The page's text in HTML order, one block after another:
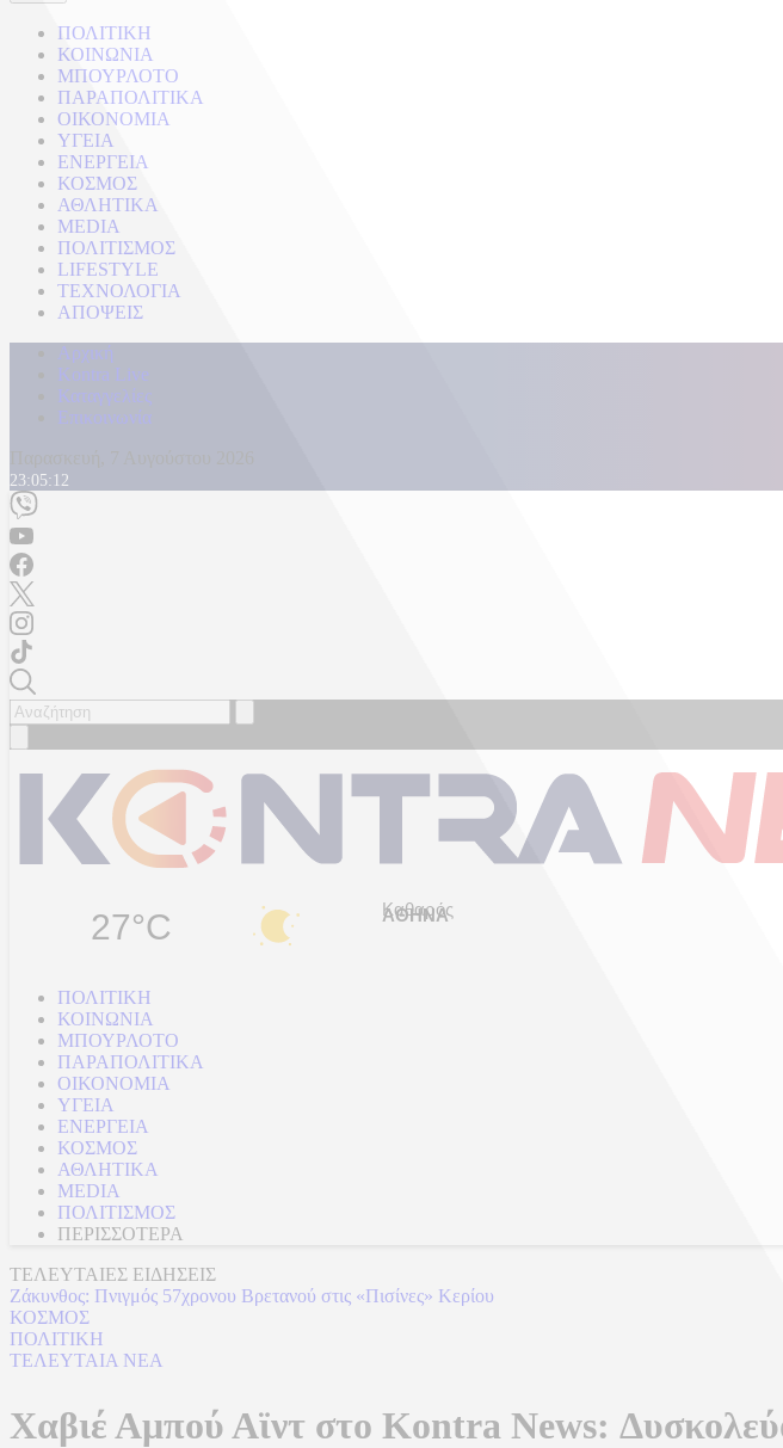
ΠΟΛΙΤΙΚΗ
ΚΟΙΝΩΝΙΑ
ΜΠΟΥΡΛΟΤΟ
ΠΑΡΑΠΟΛΙΤΙΚΑ
ΟΙΚΟΝΟΜΙΑ
ΥΓΕΙΑ
ΕΝΕΡΓΕΙΑ
ΚΟΣΜΟΣ
ΑΘΛΗΤΙΚΑ
MEDIA
ΠΟΛΙΤΙΣΜΟΣ
LIFESTYLE
ΤΕΧΝΟΛΟΓΙΑ
ΑΠΟΨΕΙΣ
Αρχική
Kontra Live
Καταγγελίες
Επικοινωνία
23:05:15
27°C Καθαρός
ΠΟΛΙΤΙΚΗ
ΚΟΙΝΩΝΙΑ
ΜΠΟΥΡΛΟΤΟ
ΠΑΡΑΠΟΛΙΤΙΚΑ
ΟΙΚΟΝΟΜΙΑ
ΥΓΕΙΑ
ΕΝΕΡΓΕΙΑ
ΚΟΣΜΟΣ
ΑΘΛΗΤΙΚΑ
MEDIA
ΠΟΛΙΤΙΣΜΟΣ
ΠΕΡΙΣΣΟΤΕΡΑ
ΤΕΛΕΥΤΑΙΕΣ ΕΙΔΗΣΕΙΣ
Ζάκυνθος: Πνιγμός 57χρονου Βρετανού στις «Πισίνες» Κερίου
ΚΟΣΜΟΣ
ΠΟΛΙΤΙΚΗ
ΤΕΛΕΥΤΑΙΑ ΝΕΑ
Χαβιέ Αμπού Αϊντ στο Kontra News: